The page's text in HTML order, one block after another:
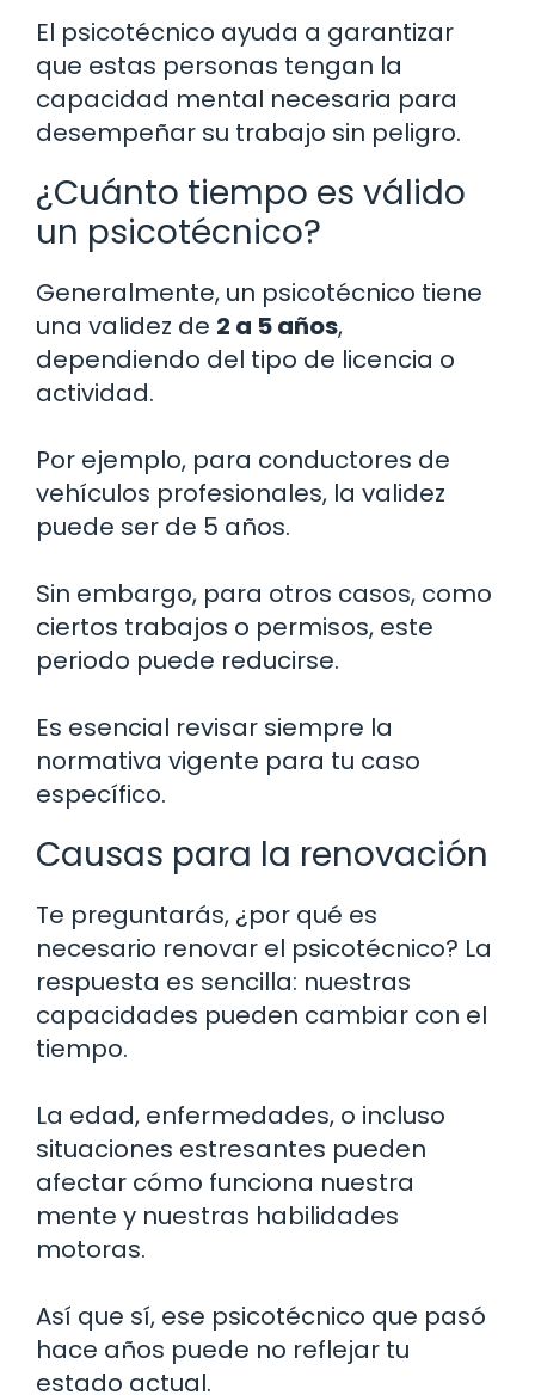
El psicotécnico ayuda a garantizar
que estas personas tengan la
capacidad mental necesaria para
desempeñar su trabajo sin peligro.
¿Cuánto tiempo es válido
un psicotécnico?
Generalmente, un psicotécnico tiene
una validez de 2 a 5 años,
dependiendo del tipo de licencia o
actividad.
Por ejemplo, para conductores de
vehículos profesionales, la validez
puede ser de 5 años.
Sin embargo, para otros casos, como
ciertos trabajos o permisos, este
periodo puede reducirse.
Es esencial revisar siempre la
normativa vigente para tu caso
específico.
Causas para la renovación
Te preguntarás, ¿por qué es
necesario renovar el psicotécnico? La
respuesta es sencilla: nuestras
capacidades pueden cambiar con el
tiempo.
La edad, enfermedades, o incluso
situaciones estresantes pueden
afectar cómo funciona nuestra
mente y nuestras habilidades
motoras.
Así que sí, ese psicotécnico que pasó
hace años puede no reflejar tu
estado actual.